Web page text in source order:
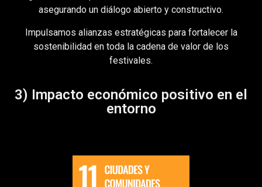
asegurando un diálogo abierto y constructivo.
Impulsamos alianzas estratégicas para fortalecer la
sostenibilidad en toda la cadena de valor de los
festivales.
3) Impacto económico positivo en el
entorno